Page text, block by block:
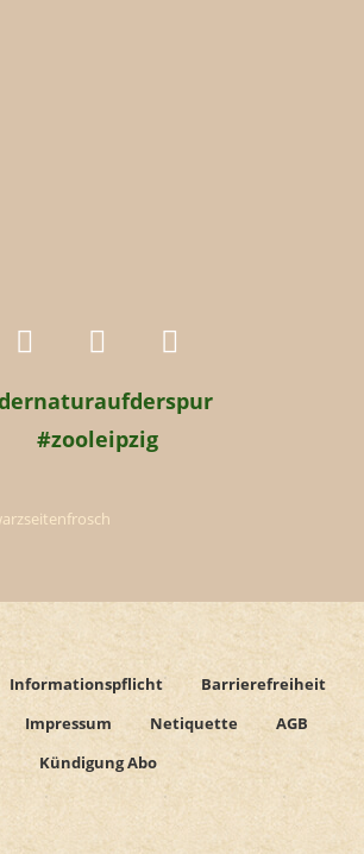
#zooleipzig
Informationspflicht
Barrierefreiheit
Impressum Netiquette
AGB
Kündigung Abo